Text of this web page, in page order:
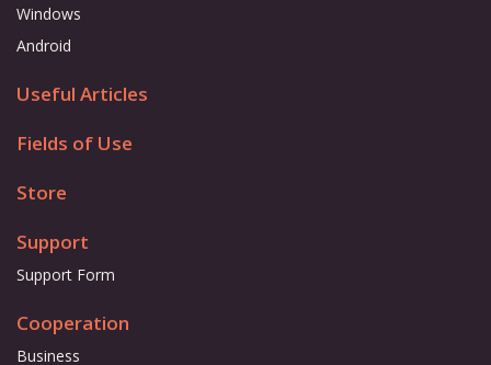
Windows
Android
Useful Articles
Fields of Use
Store
Support
Support Form
Cooperation
Business